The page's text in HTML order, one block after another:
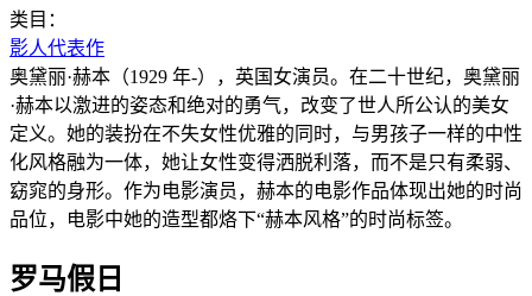
类目：
影人代表作
奥黛丽·赫本（1929 年-），英国女演员。在二十世纪，奥黛丽
·赫本以激进的姿态和绝对的勇气，改变了世人所公认的美女
定义。她的装扮在不失女性优雅的同时，与男孩子一样的中性
化风格融为一体，她让女性变得洒脱利落，而不是只有柔弱、
窈窕的身形。作为电影演员，赫本的电影作品体现出她的时尚
品位，电影中她的造型都烙下“赫本风格”的时尚标签。
罗马假日